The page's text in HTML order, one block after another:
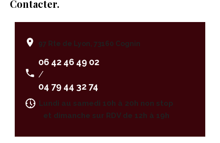
Contacter.
97 Rte de Lyon, 73160 Cognin
06 42 46 49 02
/
04 79 44 32 74
Lundi au samedi 10h à 20h non stop
et dimanche sur RDV de 12h à 19h